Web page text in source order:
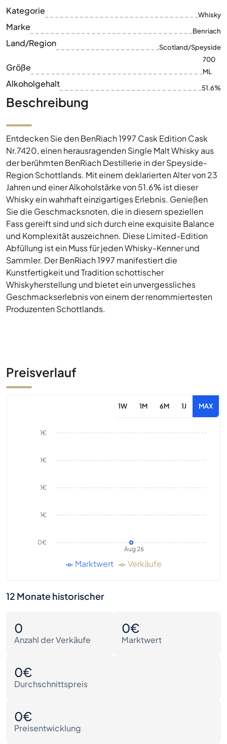
Kategorie Whisky
Marke Benriach
Land/Region Scotland/Speyside
Größe
700
ML
Alkoholgehalt 51.6%
Beschreibung
Entdecken Sie den BenRiach 1997 Cask Edition Cask
Nr.7420, einen herausragenden Single Malt Whisky aus
der berühmten BenRiach Destillerie in der Speyside-
Region Schottlands. Mit einem deklarierten Alter von 23
Jahren und einer Alkoholstärke von 51.6% ist dieser
Whisky ein wahrhaft einzigartiges Erlebnis. Genießen
Sie die Geschmacksnoten, die in diesem speziellen
Fass gereift sind und sich durch eine exquisite Balance
und Komplexität auszeichnen. Diese Limited-Edition
Abfüllung ist ein Muss für jeden Whisky-Kenner und
Sammler. Der BenRiach 1997 manifestiert die
Kunstfertigkeit und Tradition schottischer
Whiskyherstellung und bietet ein unvergessliches
Geschmackserlebnis von einem der renommiertesten
Produzenten Schottlands.
Preisverlauf
1W 1M 6M 1J MAX
Aug 26
0€
1€
1€
1€
1€
Marktwert Verkäufe
12 Monate historischer
0
Anzahl der Verkäufe
0€
Marktwert
0€
Durchschnittspreis
0€
Preisentwicklung